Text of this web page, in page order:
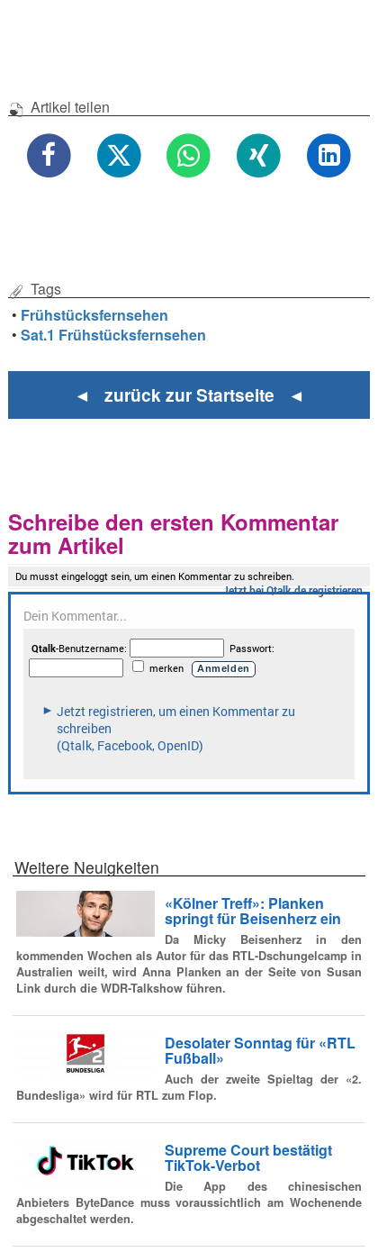
Artikel teilen
Tags
• Frühstücksfernsehen
•Sat.1 Frühstücksfernsehen
◄ zurück zur Startseite ◄
Schreibe den ersten Kommentar
zum Artikel
Weitere Neuigkeiten
«Kölner Treff»: Planken
springt für Beisenherz ein
Da Micky Beisenherz in den
kommenden Wochen als Autor für das RTL-Dschungelcamp in
Australien weilt, wird Anna Planken an der Seite von Susan
Link durch die WDR-Talkshow führen.
Desolater Sonntag für «RTL
Fußball»
Auch der zweite Spieltag der «2.
Bundesliga» wird für RTL zum Flop.
Supreme Court bestätigt
TikTok-Verbot
Die App des chinesischen
Anbieters ByteDance muss voraussichtlich am Wochenende
abgeschaltet werden.